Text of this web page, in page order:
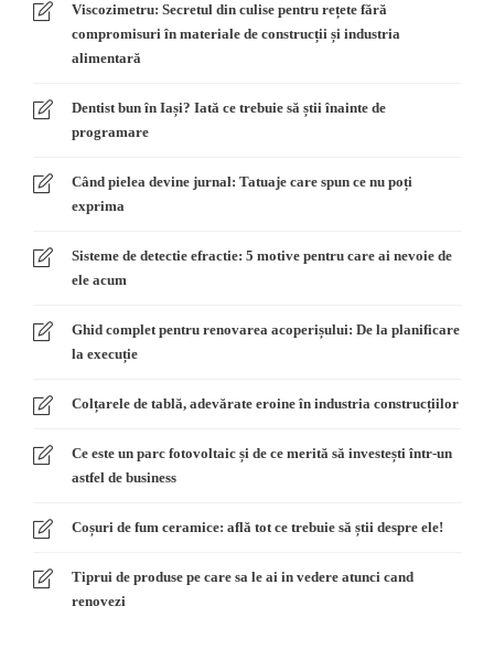
Viscozimetru: Secretul din culise pentru rețete fără
compromisuri în materiale de construcții și industria
alimentară
Dentist bun în Iași? Iată ce trebuie să știi înainte de
programare
Când pielea devine jurnal: Tatuaje care spun ce nu poți
exprima
Sisteme de detectie efractie: 5 motive pentru care ai nevoie de
ele acum
Ghid complet pentru renovarea acoperișului: De la planificare
la execuție
Colțarele de tablă, adevărate eroine în industria construcțiilor
Ce este un parc fotovoltaic și de ce merită să investești într-un
astfel de business
Coșuri de fum ceramice: află tot ce trebuie să știi despre ele!
Tiprui de produse pe care sa le ai in vedere atunci cand
renovezi